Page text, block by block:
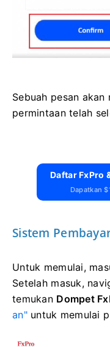
Sebuah pesan
permintaan telah
Daftar FxPro
Dapatkan
Sistem
Untuk memulai,
Setelah masuk,
temukan Dompet
an"untuk memulai